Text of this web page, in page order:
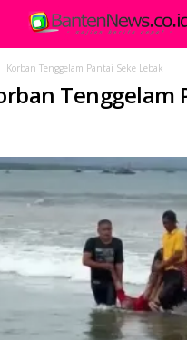
Korban Tenggelam Pantai Seke Lebak
Tenggelam